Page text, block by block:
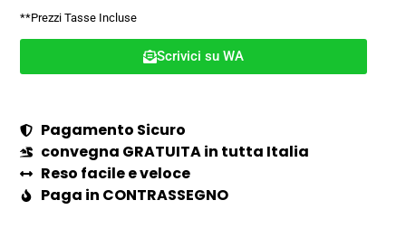
**Prezzi Tasse Incluse
Scrivici su WA
Pagamento Sicuro
convegna GRATUITA in tutta Italia
Reso facile e veloce
Paga in CONTRASSEGNO